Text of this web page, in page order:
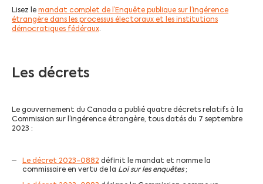
Lisez le mandat complet de l’Enquête publique sur l’ingérence
étrangère dans les processus électoraux et les institutions
démocratiques fédéraux.
Les décrets
Le gouvernement du Canada a publié quatre décrets relatifs à la
Commission sur l’ingérence étrangère, tous datés du 7 septembre
2023 :
Le décret 2023-0882 définit le mandat et nomme la
commissaire en vertu de la Loi sur les enquêtes;